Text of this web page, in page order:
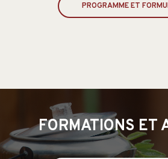
PROGRAMME ET
FORMATIONS ET